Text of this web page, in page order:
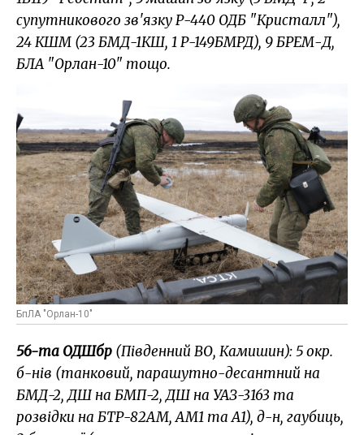
супутникового зв'язку Р-440 ОДБ "Кристалл"),
24 КШМ (23 БМД-1КШ, 1 Р-149БМРД), 9 БРЕМ-Д,
БЛА "Орлан-10" тощо.
БпЛА "Орлан-10"
56-та ОДШбр (Південний ВО, Камишин): 5 окр.
б-нів (танковий, парашутно-десантний на
БМД-2, ДШ на БМП-2, ДШ на УАЗ-3163 та
розвідки на БТР-82АМ, АМ1 та А1), д-н, гаубиць,